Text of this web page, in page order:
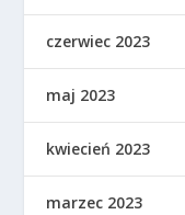
czerwiec 2023
maj 2023
kwiecień 2023
marzec 2023